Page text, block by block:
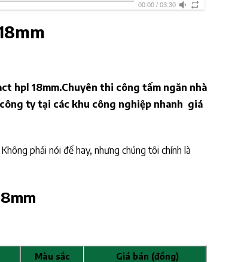
00:00/ 03:30
hpl 18mm.Chuyên thi công tấm ngăn nhà
ty tại các khu công nghiệp nhanh giá
phải nói để hay, nhưng chúng tôi chính là
Màu sắc
Giá bán (đồng)